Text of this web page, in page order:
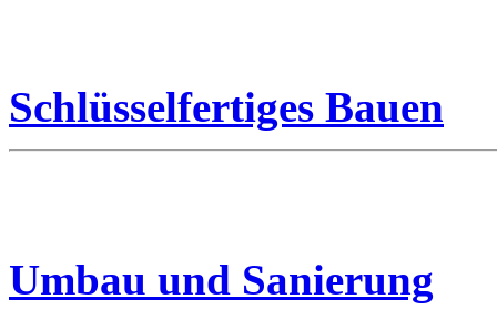
Schlüsselfertiges Bauen
Umbau und Sanierung